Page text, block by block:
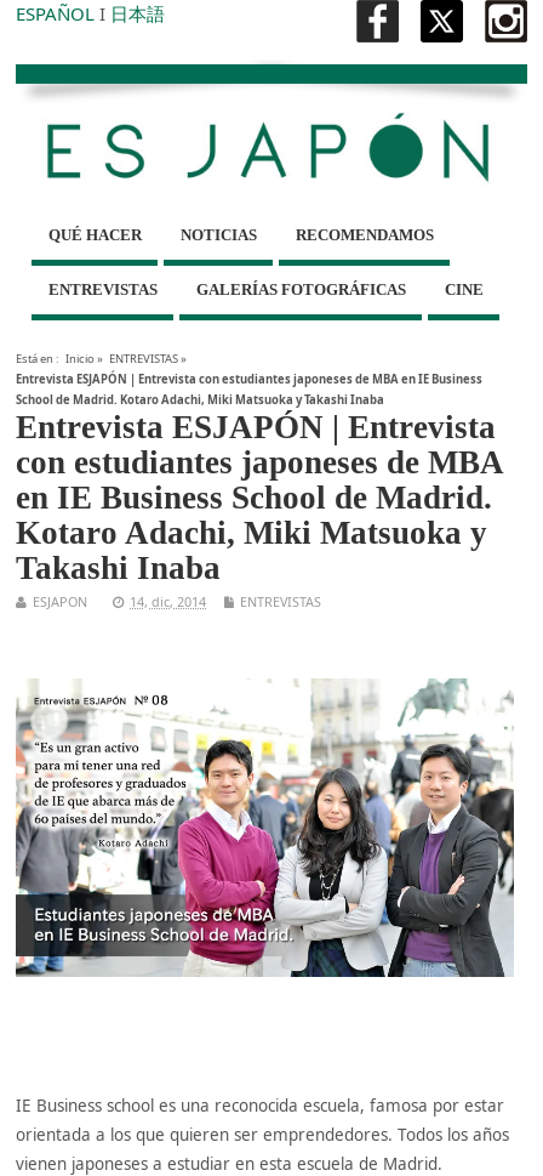
ESPAÑOL I 日本語
QUÉ HACER NOTICIAS RECOMENDAMOS
ENTREVISTAS GALERÍAS FOTOGRÁFICAS CINE
Está en : Inicio» ENTREVISTAS»
Entrevista ESJAPÓN | Entrevista con estudiantes japoneses de MBA en IE Business
School de Madrid. Kotaro Adachi, Miki Matsuoka y Takashi Inaba
Entrevista ESJAPÓN | Entrevista
con estudiantes japoneses de MBA
en IE Business School de Madrid.
Kotaro Adachi, Miki Matsuoka y
Takashi Inaba
ESJAPON 14, dic, 2014 ENTREVISTAS
IE Business school es una reconocida escuela, famosa por estar
orientada a los que quieren ser emprendedores. Todos los años
vienen japoneses a estudiar en esta escuela de Madrid.